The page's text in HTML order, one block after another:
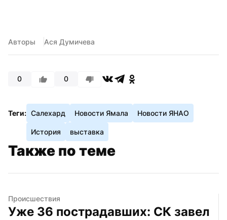
Авторы Ася Думичева
0 0
Теги: Салехард Новости Ямала Новости ЯНАО
История выставка
Также по теме
Происшествия
Уже 36 пострадавших: СК завел